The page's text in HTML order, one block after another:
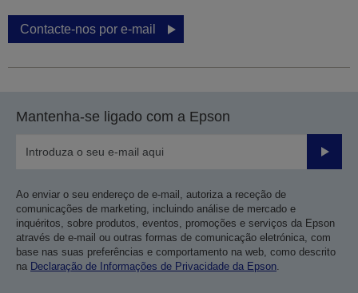
Contacte-nos por e-mail
Mantenha-se ligado com a Epson
Enviar
Ao enviar o seu endereço de e-mail, autoriza a receção de
comunicações de marketing, incluindo análise de mercado e
inquéritos, sobre produtos, eventos, promoções e serviços da Epson
através de e-mail ou outras formas de comunicação eletrónica, com
base nas suas preferências e comportamento na web, como descrito
na Declaração de Informações de Privacidade da Epson.